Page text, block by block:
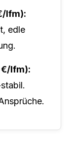
lfm):
edle
€/lfm):